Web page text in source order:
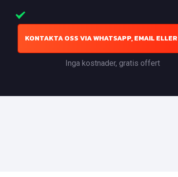
KONTAKTA OSS VIA WHATSAPP, EMAIL ELLER
Inga kostnader, gratis offert